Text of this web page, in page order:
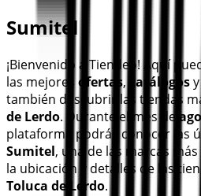
Sumitel
¡Bienvenido a Tiendeo! Aquí
las mejores ofertas, catálogosy
también descubrir las tiendas
de Lerdo. Durante el mes de
plataforma podrás conocer las
Sumitel, una de las marcas
la ubicación y detalles de las
Toluca de Lerdo.